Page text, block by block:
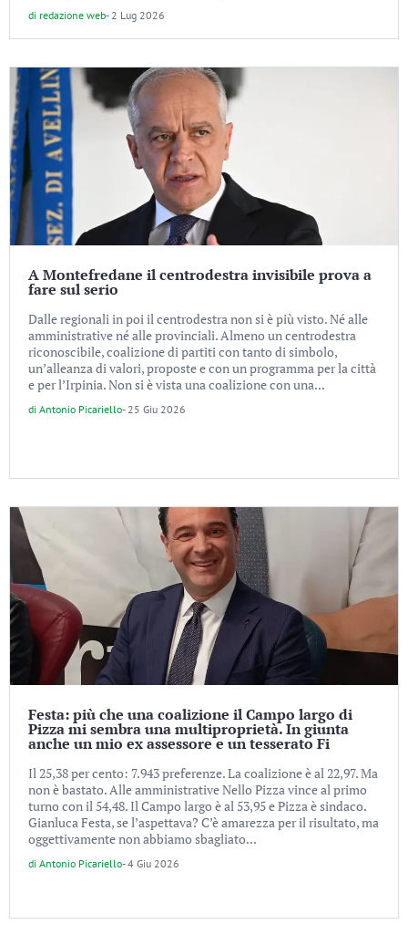
di redazione web- 2 Lug 2026
A Montefredane il centrodestra invisibile prova a
fare sul serio
Dalle regionali in poi il centrodestra non si è più visto. Né alle
amministrative né alle provinciali. Almeno un centrodestra
riconoscibile, coalizione di partiti con tanto di simbolo,
un’alleanza di valori, proposte e con un programma per la città
e per l’Irpinia. Non si è vista una coalizione con una...
di Antonio Picariello- 25 Giu 2026
Festa: più che una coalizione il Campo largo di
Pizza mi sembra una multiproprietà. In giunta
anche un mio ex assessore e un tesserato Fi
Il 25,38 per cento: 7.943 preferenze. La coalizione è al 22,97. Ma
non è bastato. Alle amministrative Nello Pizza vince al primo
turno con il 54,48. Il Campo largo è al 53,95 e Pizza è sindaco.
Gianluca Festa, se l’aspettava? C’è amarezza per il risultato, ma
oggettivamente non abbiamo sbagliato...
di Antonio Picariello-4 Giu 2026